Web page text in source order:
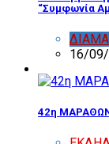
“Συμφωνία
16/
42η